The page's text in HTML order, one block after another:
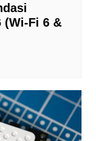
(Wi-Fi 6 &